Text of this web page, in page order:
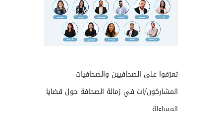
تعرّفوا على الصحافيين والصحافيات
المشاركون/ات في زمالة الصحافة حول قضايا
المساءلة